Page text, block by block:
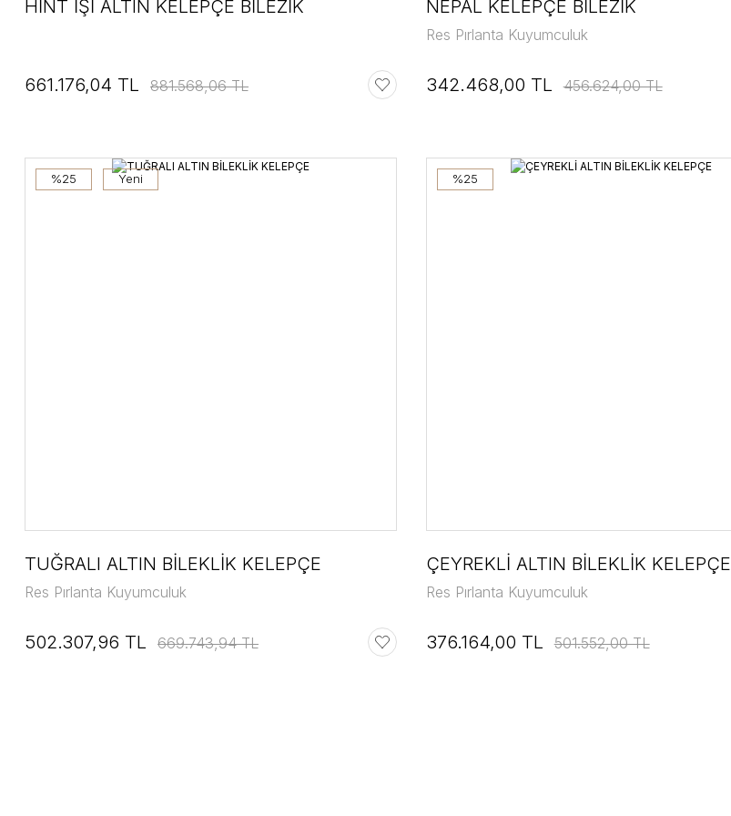
HİNT İŞİ ALTIN KELEPÇE BİLEZİK
661.176,04 TL 881.568,06 TL
NEPAL KELEPÇE BİLEZİK
Res Pırlanta Kuyumculuk
342.468,00 TL 456.624,00 TL
%25 Yeni
TUĞRALI ALTIN BİLEKLİK KELEPÇE
Res Pırlanta Kuyumculuk
502.307,96 TL 669.743,94 TL
%25
ÇEYREKLİ ALTIN BİLEKLİK KELEPÇE
Res Pırlanta Kuyumculuk
376.164,00 TL 501.552,00 TL